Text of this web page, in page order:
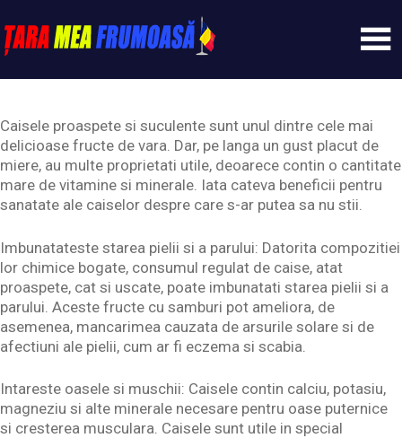
to
content
Tarameafrumoasa
Caisele proaspete si suculente sunt unul dintre cele mai
delicioase fructe de vara. Dar, pe langa un gust placut de
miere, au multe proprietati utile, deoarece contin o cantitate
mare de vitamine si minerale. Iata cateva beneficii pentru
sanatate ale caiselor despre care s-ar putea sa nu stii.
Imbunatateste starea pielii si a parului: Datorita compozitiei
lor chimice bogate, consumul regulat de caise, atat
proaspete, cat si uscate, poate imbunatati starea pielii si a
parului. Aceste fructe cu samburi pot ameliora, de
asemenea, mancarimea cauzata de arsurile solare si de
afectiuni ale pielii, cum ar fi eczema si scabia.
Intareste oasele si muschii: Caisele contin calciu, potasiu,
magneziu si alte minerale necesare pentru oase puternice
si cresterea musculara. Caisele sunt utile in special